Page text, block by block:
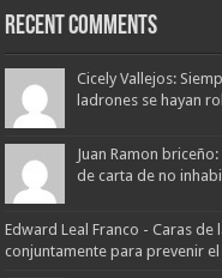
Recent Comments
Cicely Vallejos:
ladrones se hayan
Juan Ramon
de carta de no
Edward Leal Franco - Caras
conjuntamente para prevenir